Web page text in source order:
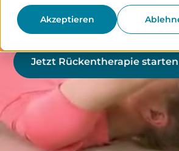
Akzeptieren
Schutz von Gesundheitsdaten
Jetzt Rückentherapie starten